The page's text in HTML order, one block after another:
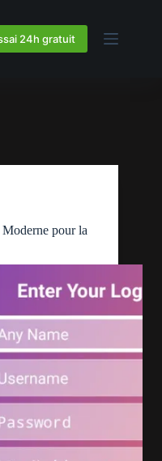
24h gratuit
pour la